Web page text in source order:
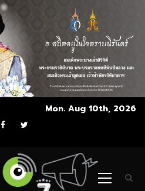
Mon. Aug 10th, 2026
Facebook
Twitter
Primary